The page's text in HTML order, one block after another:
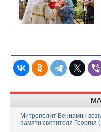
Митрополит Вениамин
памяти святителя Георгия